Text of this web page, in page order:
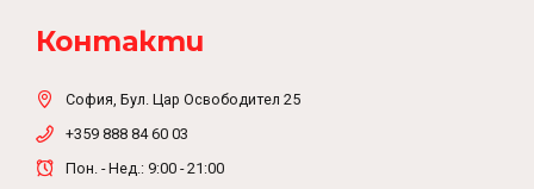
Контакти
София, Бул. Цар Освободител 25
+359 888 84 60 03
Пон. - Нед.: 9:00 - 21:00